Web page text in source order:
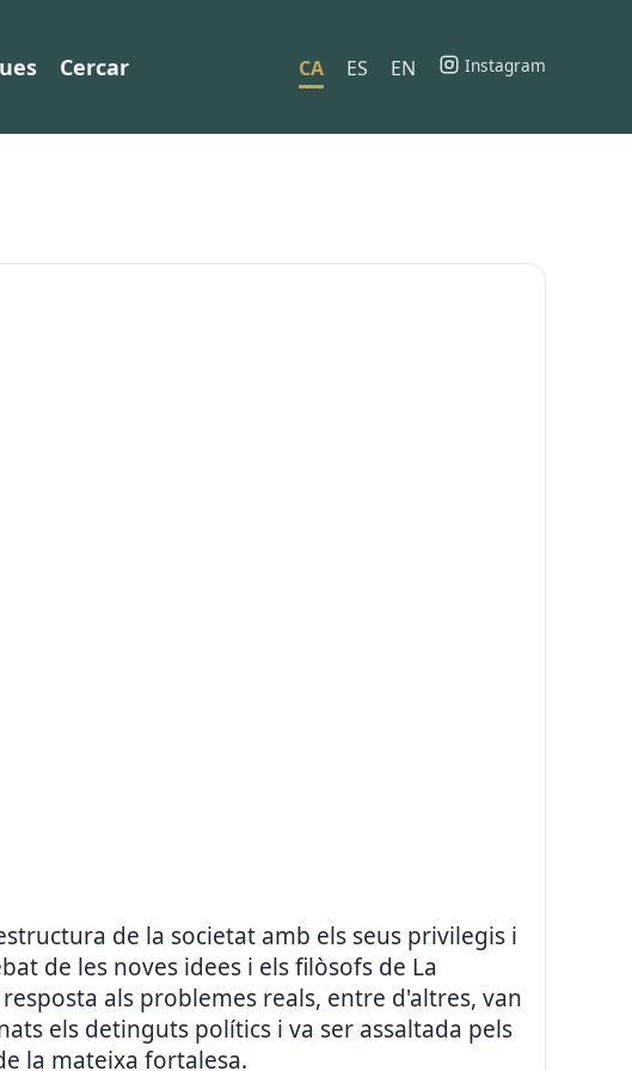
Cercar CA ES EN Instagram
de la societat amb els seus privilegis i
de les noves idees i els filòsofs de La
als problemes reals, entre d'altres, van
els detinguts polítics i va ser assaltada pels
la mateixa fortalesa.